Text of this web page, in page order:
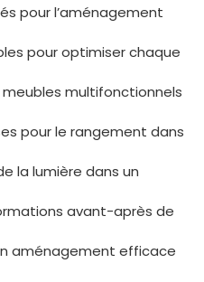
pour l’aménagement
pour optimiser chaque
multifonctionnels
pour le rangement dans
la lumière dans un
avant-après de
aménagement efficace